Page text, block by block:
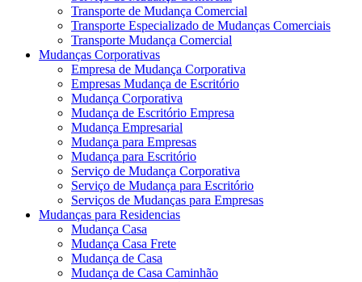
Transporte de Mudança Comercial
Transporte Especializado de Mudanças Comerciais
Transporte Mudança Comercial
Mudanças Corporativas
Empresa de Mudança Corporativa
Empresas Mudança de Escritório
Mudança Corporativa
Mudança de Escritório Empresa
Mudança Empresarial
Mudança para Empresas
Mudança para Escritório
Serviço de Mudança Corporativa
Serviço de Mudança para Escritório
Serviços de Mudanças para Empresas
Mudanças para Residencias
Mudança Casa
Mudança Casa Frete
Mudança de Casa
Mudança de Casa Caminhão